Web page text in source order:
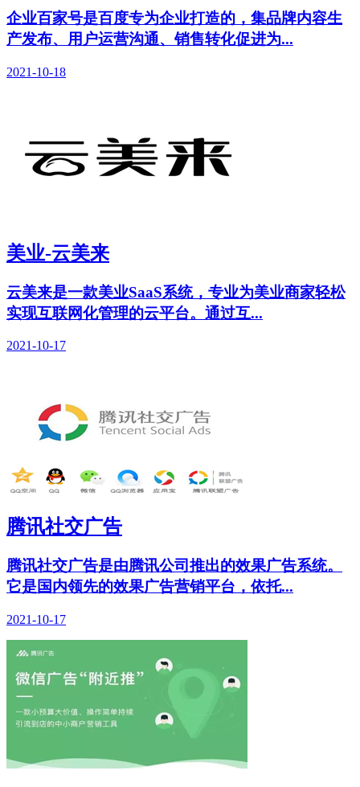
企业百家号是百度专为企业打造的，集品牌内容生
产发布、用户运营沟通、销售转化促进为...
2021-10-18
美业-云美来
云美来是一款美业SaaS系统，专业为美业商家轻松
实现互联网化管理的云平台。通过互...
2021-10-17
腾讯社交广告
腾讯社交广告是由腾讯公司推出的效果广告系统。
它是国内领先的效果广告营销平台，依托...
2021-10-17